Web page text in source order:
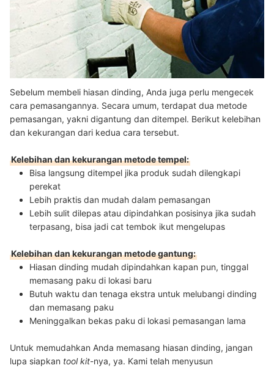
Sebelum membeli hiasan dinding, Anda juga perlu mengecek
cara pemasangannya. Secara umum, terdapat dua metode
pemasangan, yakni digantung dan ditempel. Berikut kelebihan
dan kekurangan dari kedua cara tersebut.
Kelebihan dan kekurangan metode tempel:
Bisa langsung ditempel jika produk sudah dilengkapi
perekat
Lebih praktis dan mudah dalam pemasangan
Lebih sulit dilepas atau dipindahkan posisinya jika sudah
terpasang, bisa jadi cat tembok ikut mengelupas
Kelebihan dan kekurangan metode gantung:
Hiasan dinding mudah dipindahkan kapan pun, tinggal
memasang paku di lokasi baru
Butuh waktu dan tenaga ekstra untuk melubangi dinding
dan memasang paku
Meninggalkan bekas paku di lokasi pemasangan lama
Untuk memudahkan Anda memasang hiasan dinding, jangan
lupa siapkan tool kit-nya, ya. Kami telah menyusun